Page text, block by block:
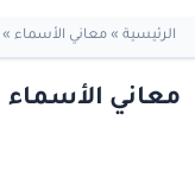
الرئيسية » معاني الأسماء »
معاني الأسماء